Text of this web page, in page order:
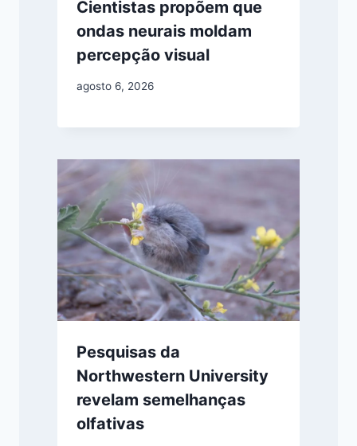
Cientistas propõem que
ondas neurais moldam
percepção visual
agosto 6, 2026
Pesquisas da
Northwestern University
revelam semelhanças
olfativas